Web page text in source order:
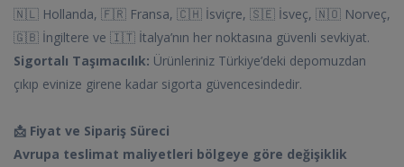
🇳🇱 Hollanda, 🇫🇷 Fransa, 🇨🇭 İsviçre, 🇸🇪 İsveç, 🇳🇴 Norveç,
🇬🇧 İngiltere ve 🇮🇹 İtalya’nın her noktasına güvenli sevkiyat.
Sigortalı Taşımacılık: Ürünleriniz Türkiye’deki depomuzdan
çıkıp evinize girene kadar sigorta güvencesindedir.
📩 Fiyat ve Sipariş Süreci
Avrupa teslimat maliyetleri bölgeye göre değişiklik